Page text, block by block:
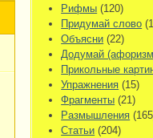
Рифмы (120)
Придумай слово
Объясни (22)
Додумай
Прикольные
Упражнения (15)
Фрагменты (21)
Размышления
Статьи (204)